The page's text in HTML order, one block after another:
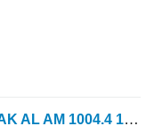
ZZ80252 glava cilindra za Perkins AK AL AM 1004.4 1004.40T Merlo